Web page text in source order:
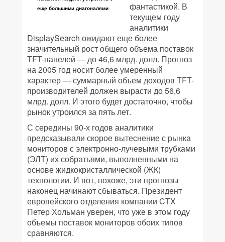
еще большими диагоналями
фантастикой. В
текущем году
аналитики
DisplaySearch ожидают еще более
значительный рост общего объема поставок
TFT-панелей — до 46,6 млрд. долл. Прогноз
на 2005 год носит более умеренный
характер — суммарный объем доходов TFT-
производителей должен вырасти до 56,6
млрд. долл. И этого будет достаточно, чтобы
рынок утроился за пять лет.
С середины 90-х годов аналитики
предсказывали скорое вытеснение с рынка
мониторов с электронно-лучевыми трубками
(ЭЛТ) их собратьями, выполненными на
основе жидкокристаллической (ЖК)
технологии. И вот, похоже, эти прогнозы
наконец начинают сбываться. Президент
европейского отделения компании CTX
Петер Хольман уверен, что уже в этом году
объемы поставок мониторов обоих типов
сравняются.